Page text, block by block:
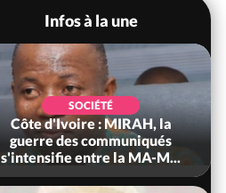
Infos à la une
SOCIÉTÉ
Côte d'Ivoire : MIRAH, la
guerre des communiqués
s'intensifie entre la MA-M...